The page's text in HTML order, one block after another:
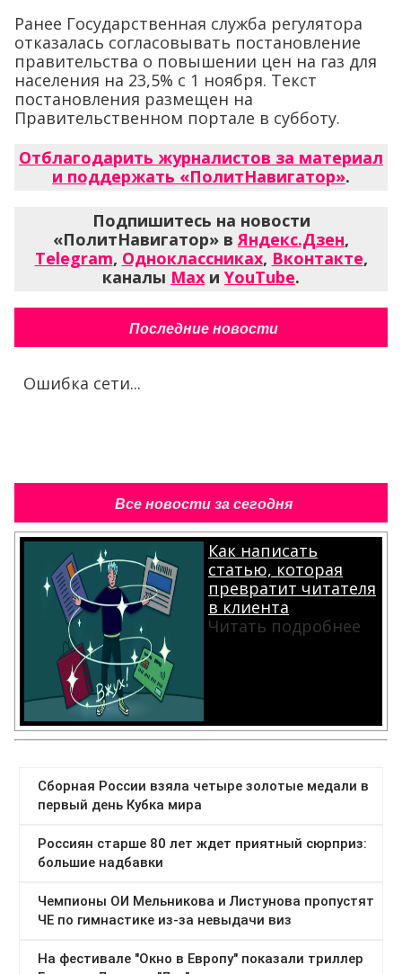
Ранее Государственная служба регулятора
отказалась согласовывать постановление
правительства о повышении цен на газ для
населения на 23,5% с 1 ноября. Текст
постановления размещен на
Правительственном портале в субботу.
Отблагодарить журналистов за материал
и поддержать «ПолитНавигатор».
Подпишитесь на новости
«ПолитНавигатор» вЯндекс.Дзен,
Telegram, Одноклассниках, Вконтакте,
каналы Max и YouTube.
Последние новости
Ошибка сети...
Все новости за сегодня
Как написать
статью, которая
превратит читателя
в клиента
Читать подробнее